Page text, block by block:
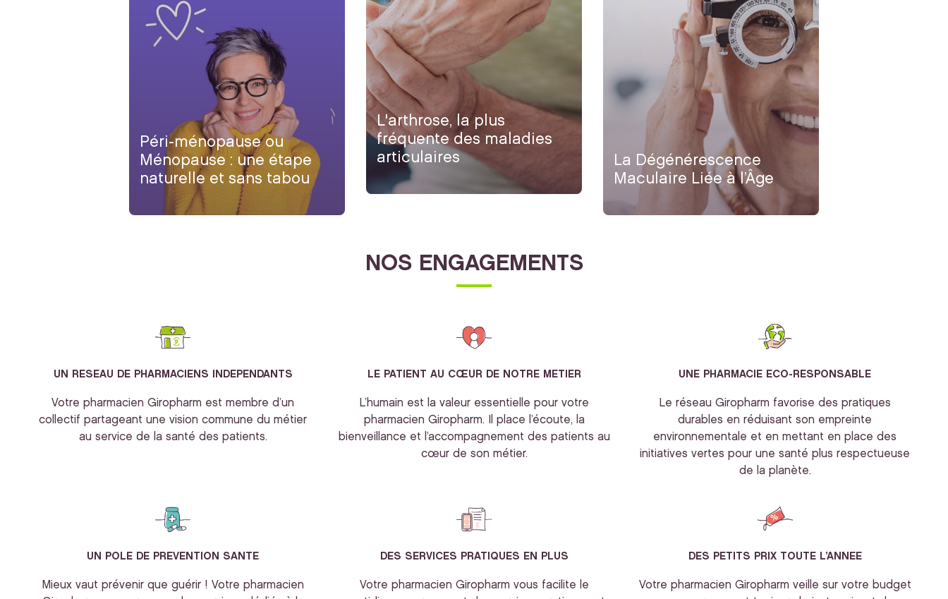
Péri-ménopause ou
Ménopause : une étape
naturelle et sans tabou
L'arthrose, la plus
fréquente des maladies
articulaires
La Dégénérescence
Maculaire Liée à l’Âge
NOS ENGAGEMENTS
UN RESEAU DE PHARMACIENS INDEPENDANTS
Votre pharmacien Giropharm est membre d’un
collectif partageant une vision commune du métier
au service de la santé des patients.
LE PATIENT AU CŒUR DE NOTRE METIER
L’humain est la valeur essentielle pour votre
pharmacien Giropharm. Il place l’écoute, la
bienveillance et l’accompagnement des patients au
cœur de son métier.
UNE PHARMACIE ECO-RESPONSABLE
Le réseau Giropharm favorise des pratiques
durables en réduisant son empreinte
environnementale et en mettant en place des
initiatives vertes pour une santé plus respectueuse
de la planète.
UN POLE DE PREVENTION SANTE
Mieux vaut prévenir que guérir ! Votre pharmacien
DES SERVICES PRATIQUES EN PLUS
Votre pharmacien Giropharm vous facilite le
DES PETITS PRIX TOUTE L’ANNEE
Votre pharmacien Giropharm veille sur votre budget